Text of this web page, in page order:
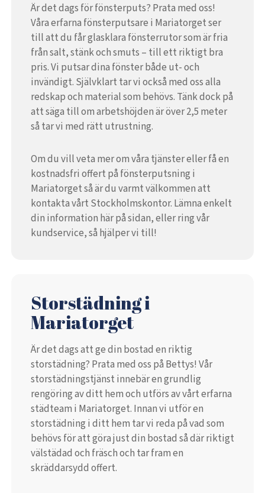
Är det dags för fönsterputs? Prata med oss!
Våra erfarna fönsterputsare i Mariatorget ser
till att du får glasklara fönsterrutor som är fria
från salt, stänk och smuts – till ett riktigt bra
pris. Vi putsar dina fönster både ut- och
invändigt. Självklart tar vi också med oss alla
redskap och material som behövs. Tänk dock på
att säga till om arbetshöjden är över 2,5 meter
så tar vi med rätt utrustning.
Om du vill veta mer om våra tjänster eller få en
kostnadsfri offert på fönsterputsning i
Mariatorget så är du varmt välkommen att
kontakta vårt Stockholmskontor. Lämna enkelt
din information här på sidan, eller ring vår
kundservice, så hjälper vi till!
Storstädning i
Mariatorget
Är det dags att ge din bostad en riktig
storstädning? Prata med oss på Bettys! Vår
storstädningstjänst innebär en grundlig
rengöring av ditt hem och utförs av vårt erfarna
städteam i Mariatorget. Innan vi utför en
storstädning i ditt hem tar vi reda på vad som
behövs för att göra just din bostad så där riktigt
välstädad och fräsch och tar fram en
skräddarsydd offert.